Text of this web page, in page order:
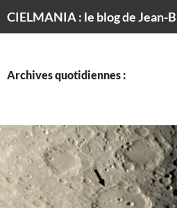
Archives quotidiennes :